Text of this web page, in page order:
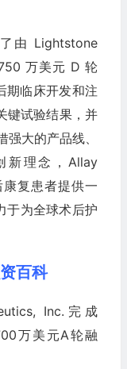
由 Lightstone
万美元 D 轮
期临床开发和注
键试验结果，并
大的产品线、
新理念，Allay
复患者提供一
于为全球术后护
百科
Inc.完成
万美元A轮融